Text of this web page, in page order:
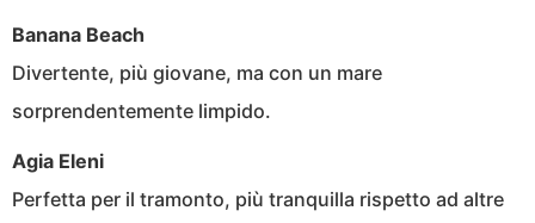
Banana Beach
Divertente, più giovane, ma con un mare
sorprendentemente limpido.
Agia Eleni
Perfetta per il tramonto, più tranquilla rispetto ad altre